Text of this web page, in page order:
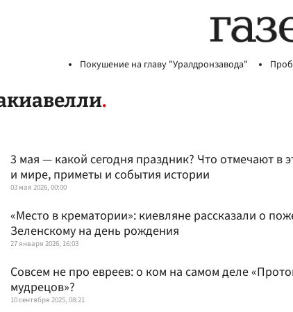
Покушение на главу "Уралдронзавода"
3 мая — какой сегодня праздник? Что отмечают в
и мире, приметы и события истории
03 мая 2026, 00:00
«Место в крематории»: киевляне рассказали о
Зеленскому на день рождения
27 января 2026, 16:03
Совсем не про евреев: о ком на самом деле
мудрецов»?
10 сентября 2025, 08:21